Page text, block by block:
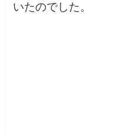
いたのでした。